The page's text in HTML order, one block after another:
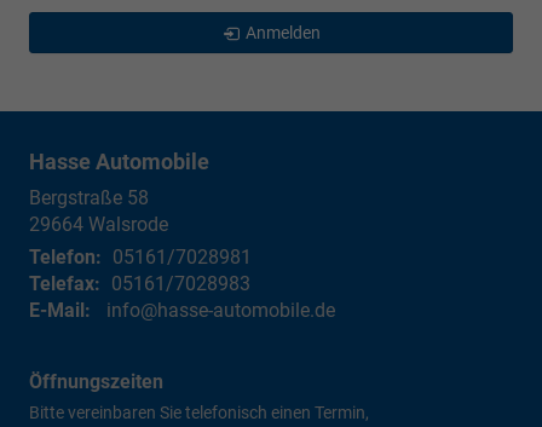
Anmelden
Hasse Automobile
Bergstraße 58
29664 Walsrode
Telefon: 05161/7028981
Telefax: 05161/7028983
E-Mail:
info@hasse-automobile.de
Öffnungszeiten
Bitte vereinbaren Sie telefonisch einen Termin,